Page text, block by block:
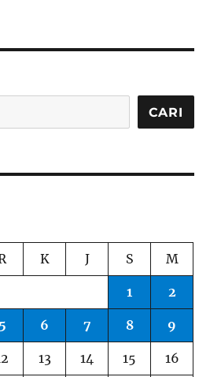
CARI
K J S M
1 2
5 6 7 8 9
13 14 15 16